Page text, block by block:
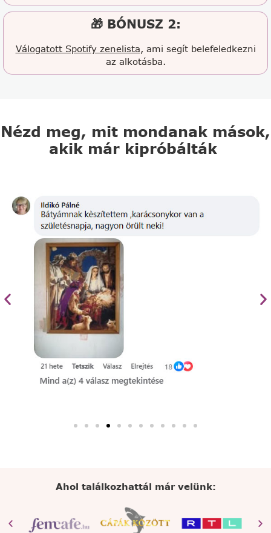
🎁 BÓNUSZ 2:
Válogatott Spotify zenelista, ami segít belefeledkezni
az alkotásba.
Nézd meg, mit mondanak mások,
akik már kipróbálták
Ahol találkozhattál már velünk: